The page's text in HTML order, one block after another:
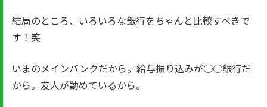
結局のところ、いろいろな銀行をちゃんと比較すべきで
す！笑
いまのメインバンクだから。給与振り込みが○○銀行だ
から。友人が勤めているから。